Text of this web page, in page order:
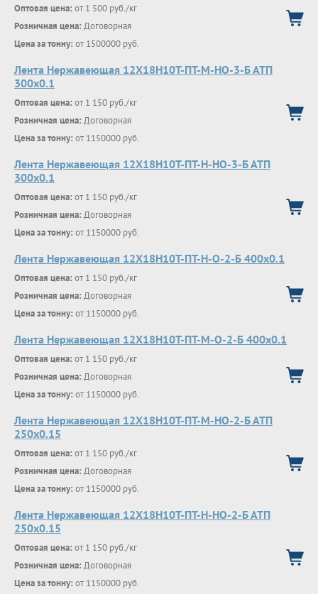
Оптовая цена: от 1 500 руб./кг
Розничная цена: Договорная
Цена за тонну: от 1500000 руб.
Лента Нержавеющая 12Х18Н10Т-ПТ-М-НО-3-Б АТП
300х0.1
Оптовая цена: от 1 150 руб./кг
Розничная цена: Договорная
Цена за тонну: от 1150000 руб.
Лента Нержавеющая 12Х18Н10Т-ПТ-Н-НО-3-Б АТП
300х0.1
Оптовая цена: от 1 150 руб./кг
Розничная цена: Договорная
Цена за тонну: от 1150000 руб.
Лента Нержавеющая 12Х18Н10Т-ПТ-Н-О-2-Б 400х0.1
Оптовая цена: от 1 150 руб./кг
Розничная цена: Договорная
Цена за тонну: от 1150000 руб.
Лента Нержавеющая 12Х18Н10Т-ПТ-М-О-2-Б 400х0.1
Оптовая цена: от 1 150 руб./кг
Розничная цена: Договорная
Цена за тонну: от 1150000 руб.
Лента Нержавеющая 12Х18Н10Т-ПТ-М-НО-2-Б АТП
250х0.15
Оптовая цена: от 1 150 руб./кг
Розничная цена: Договорная
Цена за тонну: от 1150000 руб.
Лента Нержавеющая 12Х18Н10Т-ПТ-Н-НО-2-Б АТП
250х0.15
Оптовая цена: от 1 150 руб./кг
Розничная цена: Договорная
Цена за тонну: от 1150000 руб.